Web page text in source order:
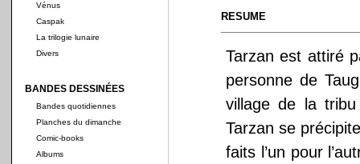
Vénus
Caspak
La trilogie lunaire
Divers
BANDES DESSINÉES
Bandes quotidiennes
Planches du dimanche
Comic-books
Albums
RESUME
Tarzan est attiré
personne de
village de la
Tarzan se
faits l’un pour